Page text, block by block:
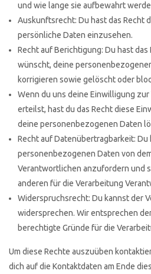
und wie lange sie aufbewahrt
Auskunftsrecht: Du hast das Recht
persönliche Daten einzusehen.
Recht auf Berichtigung: Du hast das
wünscht, deine
korrigieren sowie gelöscht oder
Wenn du uns deine Einwilligung
erteilst, hast du das Recht diese
deine personenbezogenen Daten
Recht auf Datenübertragbarkeit: Du
personenbezogenen Daten von
Verantwortlichen anzufordern und
anderen für die Verarbeitung
Widerspruchsrecht: Du kannst der
widersprechen. Wir entsprechen
berechtigte Gründe für die
Um diese Rechte auszuüben
dich auf die Kontaktdaten am Ende